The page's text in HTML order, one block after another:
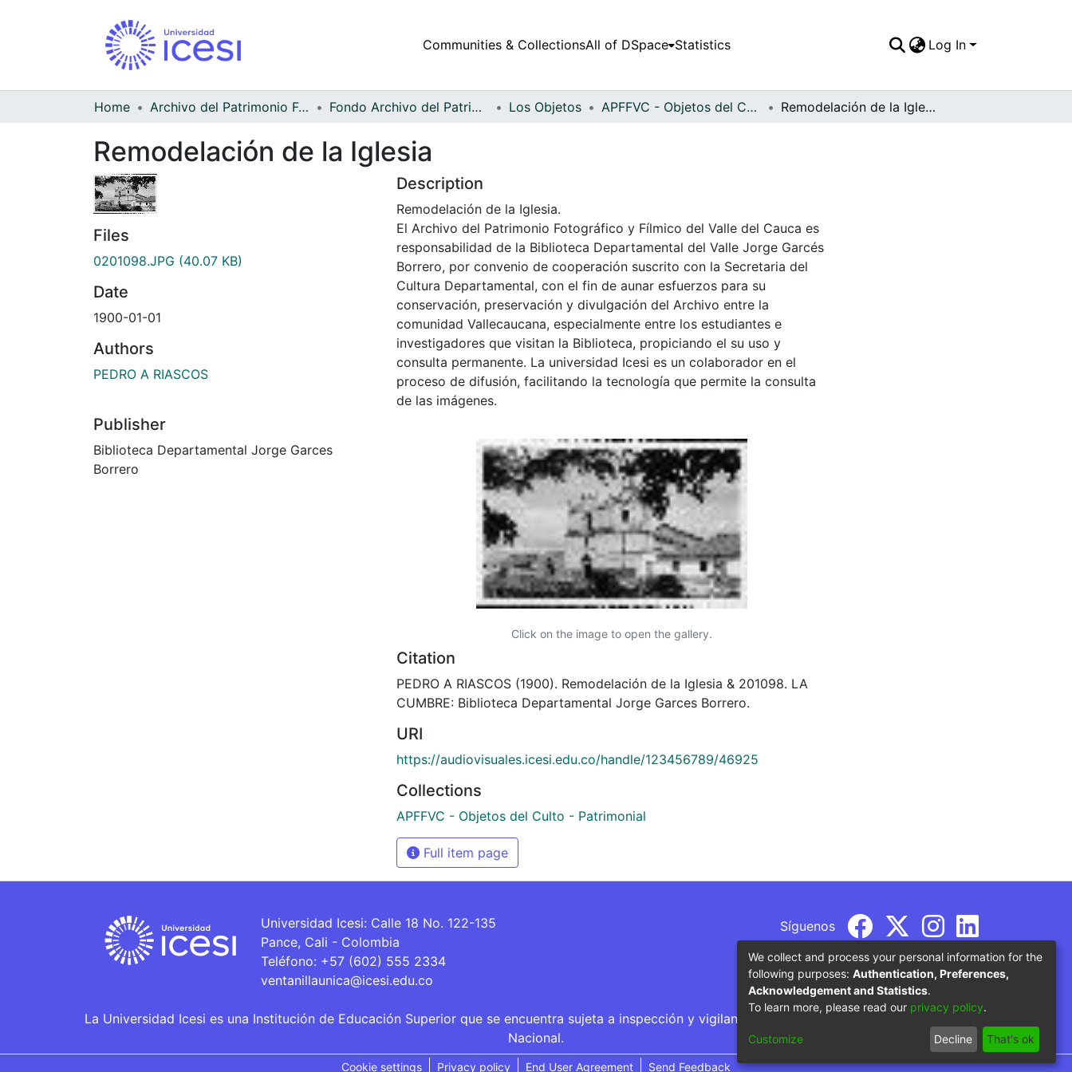
Communities & CollectionsAll of DSpace Statistics Log In
Home Archivo del Patrimonio Fotográfico y Fílmico del Valle del Cauca Fondo Archivo del Patrimonio Fotográfico y Fílmico del Valle del Cauca Los Objetos APFFVC - Objetos del Culto - Patrimonial Remodelación de la Iglesia
Remodelación de la Iglesia
Files
0201098.JPG (40.07 KB)
Date
1900-01-01
Authors
PEDRO A RIASCOS
Publisher
Biblioteca Departamental Jorge Garces
Borrero
Description
Remodelación de la Iglesia.
El Archivo del Patrimonio Fotográfico y Fílmico del Valle del Cauca es
responsabilidad de la Biblioteca Departamental del Valle Jorge Garcés
Borrero, por convenio de cooperación suscrito con la Secretaria del
Cultura Departamental, con el fin de aunar esfuerzos para su
conservación, preservación y divulgación del Archivo entre la
comunidad Vallecaucana, especialmente entre los estudiantes e
investigadores que visitan la Biblioteca, propiciando el su uso y
consulta permanente. La universidad Icesi es un colaborador en el
proceso de difusión, facilitando la tecnología que permite la consulta
de las imágenes.
Click on the image to open the gallery.
Citation
PEDRO A RIASCOS (1900). Remodelación de la Iglesia & 201098. LA
CUMBRE: Biblioteca Departamental Jorge Garces Borrero.
URI
https://audiovisuales.icesi.edu.co/handle/123456789/46925
Collections
APFFVC - Objetos del Culto - Patrimonial
Full item page
Universidad Icesi: Calle 18 No. 122-135
Pance, Cali - Colombia
Teléfono: +57 (602) 555 2334
ventanillaunica@icesi.edu.co
Síguenos
La Universidad Icesi es una Institución de Educación Superior que se encuentra sujeta a inspección y vigilancia por parte del Ministerio de Educación
Nacional.
Cookie settings Privacy policy End User Agreement Send Feedback
We collect and process your personal information for the
following purposes: Authentication, Preferences,
Acknowledgement and Statistics.
To learn more, please read our privacy policy.
Customize Decline That's ok